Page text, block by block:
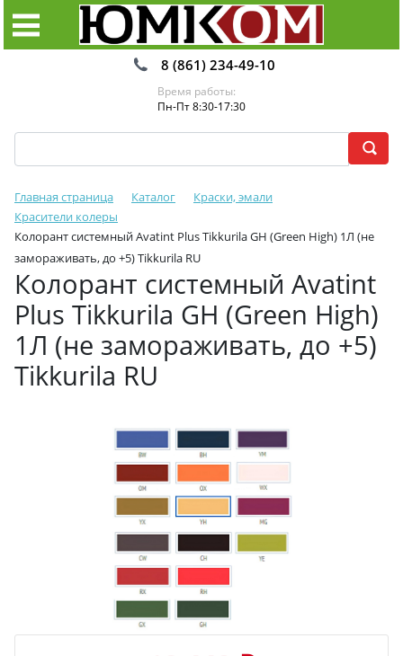
8 (861) 234-49-10
Время работы:
Пн-Пт 8:30-17:30
Главная страница Каталог
Краски, эмали
Красители колеры
Колорант системный Avatint Plus Tikkurila GH (Green High) 1Л (не
замораживать, до +5) Tikkurila RU
Колорант системный Avatint
Plus Tikkurila GH (Green High)
1Л (не замораживать, до +5)
Tikkurila RU